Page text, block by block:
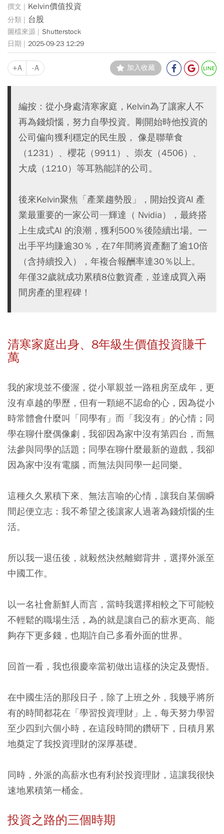
Kelvin價值投資
台股
Shutterstock
2025-09-23 12:29
+A -A 加入收藏
編按：從小身處清寒家庭，Kelvin為了讓家人不
再為錢煩惱，努力自學投資。剛開始時他投資的
公司偏向獲利穩定的民生股， 像是聯華食
（1231）、櫻花（9911）、崇友（4506）、
大成（1210）等耳熟能詳的公司。
後來Kelvin聚焦「產業趨勢股」，開始投資AI 產
業最重要的一家公司─輝達（ Nvidia），最終搭
上生成式AI 的浪潮，獲利500％後陸續出場。一
出手平均賺逾30％，在7年間將資產翻了逾10倍
（含持續投入），年複合報酬率達30％以上。
年僅32歲就成功累積8位數資產，並達成買入兩
間房產的里程碑！
清寒家庭出身、8年級生價值投資賺千
萬
我的家境並不優渥，從小單親並一路租房至成年，更
沒有卓越的學歷，但有一顆絕不認命的心，因為從小
時常體會什麼叫「同學有」而「我沒有」的心情；同
學在聊什麼偶像劇，我卻因為家中沒有第四台，而無
法參與同學的話題；同學在聊什麼最新的遊戲，我卻
因為家中沒有電腦，而無法與同學一起同樂。
這種久久累積下來、無法言喻的心情，讓我自某個瞬
間起便立志： 我不希望之後讓家人過著為錢煩惱的生
活。
所以我一退伍後，就毅然決然離鄉背井，選擇外派至
中國工作。
以一名社會新鮮人而言，當時我選擇相較之下可能較
不輕鬆的職場生活，為的就是讓自己的薪水更高、能
夠存下更多錢，也期許自己多看外面的世界。
回首一看，我也很慶幸當初做出這樣的決定及覺悟。
在中國生活的那段日子，除了上班之外，我幾乎將所
有的時間都花在「學習投資理財」上，每天努力學習
至少四到六個小時，在這段時間的鑽研下，日積月累
地奠定了我投資理財的深厚基礎。
同時，外派的高薪水也有利於投資理財，這讓我很快
速地累積第一桶金。
投資之路的三個時期